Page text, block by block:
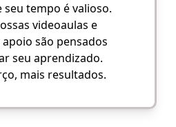
seu tempo é valioso.
videoaulas e
são pensados
seu aprendizado.
mais resultados.